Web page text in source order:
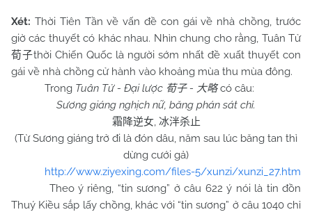
Xét: Thời Tiên Tần về vấn đề con gái về nhà chồng, trước
giờ các thuyết có khác nhau. Nhìn chung cho rằng, Tuân Tử
荀子thời Chiến Quốc là người sớm nhất đề xuất thuyết con
gái về nhà chồng cử hành vào khoảng mùa thu mùa đông.
Trong Tuân Tử - Đại lược 荀子- 大略 có câu:
Sương giáng nghịch nữ, băng phán sát chỉ.
霜降逆女, 冰泮杀止
(Từ Sương giáng trở đi là đón dâu, năm sau lúc băng tan thì
dừng cưới gả)
http://www.ziyexing.com/files-5/xunzi/xunzi_27.htm
Theo ý riêng, “tin sương” ở câu 622 ý nói là tin đồn
Thuý Kiều sắp lấy chồng, khác với “tin sương” ở câu 1040 chỉ